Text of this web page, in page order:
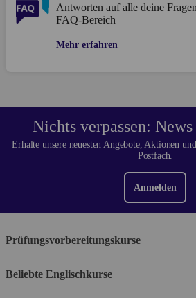
Antworten auf alle deine
FAQ-Bereich
Mehr erfahren
Nichts verpassen:
Erhalte unsere neuesten Angebote, Aktionen
Postfach.
Anmelden
Prüfungsvorbereitungskurse
Beliebte Englischkurse